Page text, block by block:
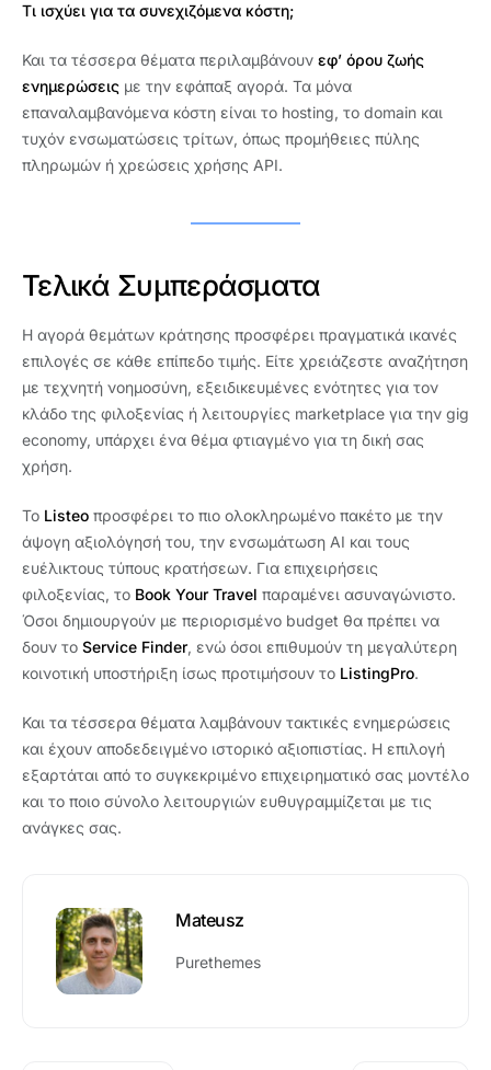
Τι ισχύει για τα συνεχιζόμενα κόστη;
Και τα τέσσερα θέματα περιλαμβάνουν εφ’ όρου ζωής
ενημερώσεις με την εφάπαξ αγορά. Τα μόνα
επαναλαμβανόμενα κόστη είναι το hosting, το domain και
τυχόν ενσωματώσεις τρίτων, όπως προμήθειες πύλης
πληρωμών ή χρεώσεις χρήσης API.
Τελικά Συμπεράσματα
Η αγορά θεμάτων κράτησης προσφέρει πραγματικά ικανές
επιλογές σε κάθε επίπεδο τιμής. Είτε χρειάζεστε αναζήτηση
με τεχνητή νοημοσύνη, εξειδικευμένες ενότητες για τον
κλάδο της φιλοξενίας ή λειτουργίες marketplace για την gig
economy, υπάρχει ένα θέμα φτιαγμένο για τη δική σας
χρήση.
Το Listeo προσφέρει το πιο ολοκληρωμένο πακέτο με την
άψογη αξιολόγησή του, την ενσωμάτωση AI και τους
ευέλικτους τύπους κρατήσεων. Για επιχειρήσεις
φιλοξενίας, το Book Your Travel παραμένει ασυναγώνιστο.
Όσοι δημιουργούν με περιορισμένο budget θα πρέπει να
δουν το Service Finder, ενώ όσοι επιθυμούν τη μεγαλύτερη
κοινοτική υποστήριξη ίσως προτιμήσουν το ListingPro.
Και τα τέσσερα θέματα λαμβάνουν τακτικές ενημερώσεις
και έχουν αποδεδειγμένο ιστορικό αξιοπιστίας. Η επιλογή
εξαρτάται από το συγκεκριμένο επιχειρηματικό σας μοντέλο
και το ποιο σύνολο λειτουργιών ευθυγραμμίζεται με τις
ανάγκες σας.
Mateusz
Purethemes